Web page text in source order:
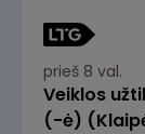
prieš 8 val.
Veiklos
(-ė)